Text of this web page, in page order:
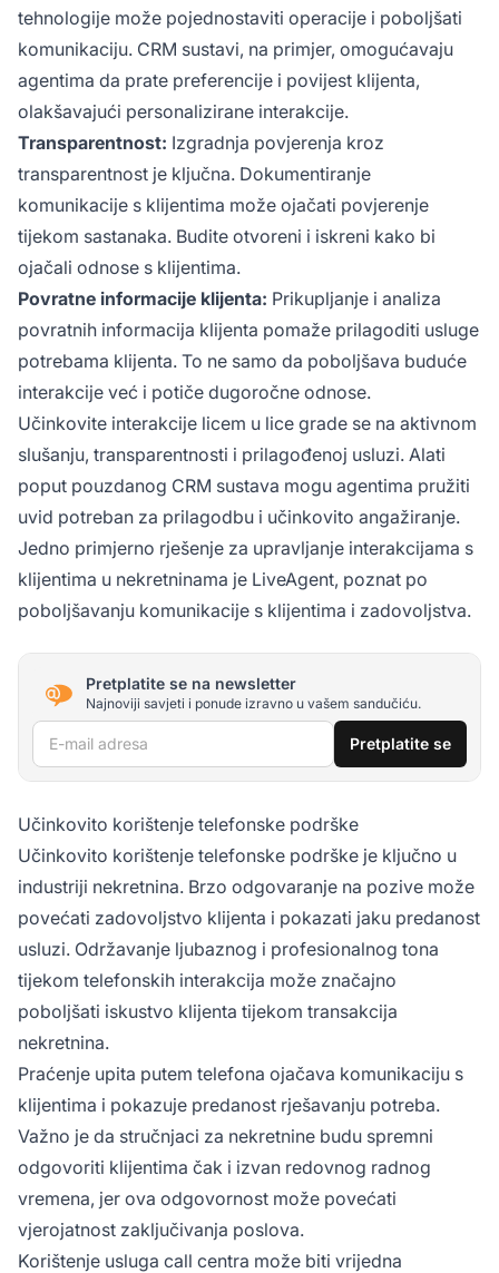
tehnologije može pojednostaviti operacije i poboljšati
komunikaciju. CRM sustavi, na primjer, omogućavaju
agentima da prate preferencije i povijest klijenta,
olakšavajući personalizirane interakcije.
Transparentnost: Izgradnja povjerenja kroz
transparentnost je ključna. Dokumentiranje
komunikacije s klijentima može ojačati povjerenje
tijekom sastanaka. Budite otvoreni i iskreni kako bi
ojačali odnose s klijentima.
Povratne informacije klijenta: Prikupljanje i analiza
povratnih informacija klijenta pomaže prilagoditi usluge
potrebama klijenta. To ne samo da poboljšava buduće
interakcije već i potiče dugoročne odnose.
Učinkovite interakcije licem u lice grade se na aktivnom
slušanju, transparentnosti i prilagođenoj usluzi. Alati
poput pouzdanog CRM sustava mogu agentima pružiti
uvid potreban za prilagodbu i učinkovito angažiranje.
Jedno primjerno rješenje za upravljanje interakcijama s
klijentima u nekretninama je LiveAgent, poznat po
poboljšavanju komunikacije s klijentima i zadovoljstva.
Pretplatite se na newsletter
Najnoviji savjeti i ponude izravno u vašem sandučiću.
E-mail adresa Pretplatite se
Učinkovito korištenje telefonske podrške
Učinkovito korištenje telefonske podrške je ključno u
industriji nekretnina. Brzo odgovaranje na pozive može
povećati zadovoljstvo klijenta i pokazati jaku predanost
usluzi. Održavanje ljubaznog i profesionalnog tona
tijekom telefonskih interakcija može značajno
poboljšati iskustvo klijenta tijekom transakcija
nekretnina.
Praćenje upita putem telefona ojačava komunikaciju s
klijentima i pokazuje predanost rješavanju potreba.
Važno je da stručnjaci za nekretnine budu spremni
odgovoriti klijentima čak i izvan redovnog radnog
vremena, jer ova odgovornost može povećati
vjerojatnost zaključivanja poslova.
Korištenje usluga call centra može biti vrijedna